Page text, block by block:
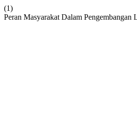
(1)
Peran Masyarakat Dalam